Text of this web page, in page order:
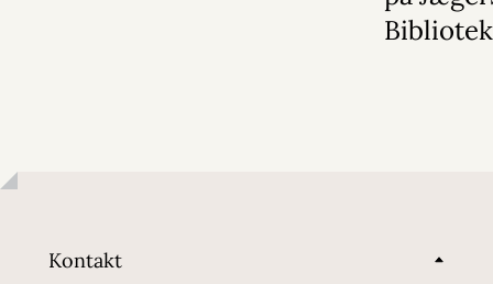
Bibliotek
Kontakt